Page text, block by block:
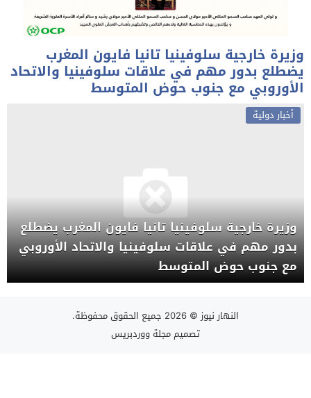
وزيرة خارجية سلوفينيا تانيا فايون المغرب
يضطلع بدور مهم في علاقات سلوفينيا والاتحاد
الأوروبي مع جنوب حوض المتوسط
أخبار دولية
وزيرة خارجية سلوفينيا تانيا فايون المغرب يضطلع
بدور مهم في علاقات سلوفينيا والاتحاد الأوروبي
مع جنوب حوض المتوسط
النهار نيوز © 2026 جميع الحقوق محفوظة.
تصميممجلة ووردبريس